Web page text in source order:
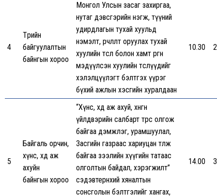
4
Төрийн
байгуулалтын
байнгын хороо
Монгол Улсын засаг захиргаа,
нутаг дэвсгэрийн нэгж, түүний
удирдлагын тухай хуульд
нэмэлт, өөрчлөлт оруулах тухай
хуулийн төсөл болон хамт өргөн
мэдүүлсэн хуулийн төслүүдийг
хэлэлцүүлэгт бэлтгэх үүрэг
бүхий ажлын хэсгийн хуралдаан
10.30
5
Байгаль орчин,
хүнс, хөдөө аж
ахуйн
байнгын хороо
“Хүнс, хөдөө аж ахуй, хөнгөн
үйлдвэрийн салбарт төрөөс олгож
байгаа дэмжлэг, урамшуулал,
Засгийн газраас хариуцан төлж
байгаа зээлийн хүүгийн татаас
олголтын байдал, хэрэгжилт”
сэдэвтерөнхий хяналтын
сонсголын бэлтгэлийг хангах,
14.00